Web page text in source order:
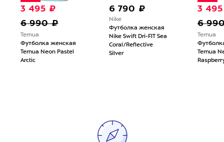
3 495 ₽
6 990 ₽
Ternua
Футболка женская
Ternua Neon Pastel
Arctic
6 790 ₽
Nike
Футболка женская
Nike Swift Dri-FIT Sea
Coral/Reflective
Silver
3
6
Ternua
Ternua